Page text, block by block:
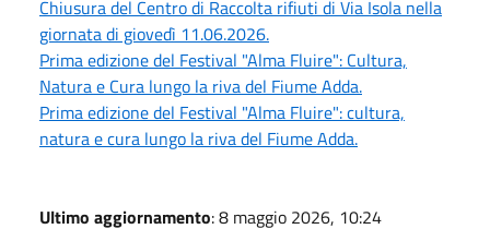
Chiusura del Centro di Raccolta rifiuti di Via Isola nella
giornata di giovedì 11.06.2026.
Prima edizione del Festival "Alma Fluire": Cultura,
Natura e Cura lungo la riva del Fiume Adda.
Prima edizione del Festival "Alma Fluire": cultura,
natura e cura lungo la riva del Fiume Adda.
Ultimo aggiornamento: 8 maggio 2026, 10:24